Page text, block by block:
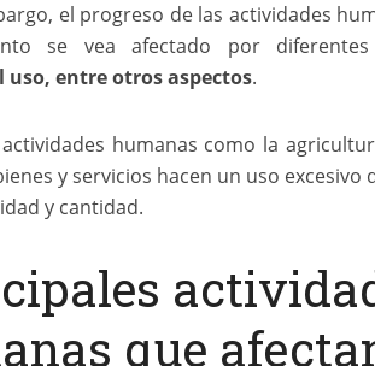
el progreso de las actividades
se vea afectado por diferentes
entre otros aspectos.
humanas como la
y servicios hacen un uso excesivo
y cantidad.
que